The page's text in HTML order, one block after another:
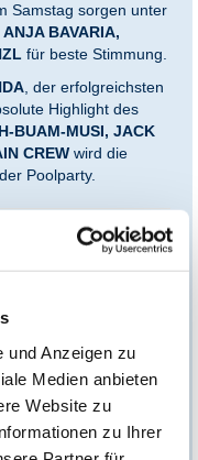
und Anzeigen zu
Medien anbieten
Website zu
zu Ihrer
Samstag sorgen unter
BAVARIA,
für beste Stimmung.
, der erfolgreichsten
Highlight des
BUAM-MUSI, JACK
CREW wird die
Poolparty.
einmaligen Eintritt
ist vom Umtausch
bleiben
verliert das
der
shop/